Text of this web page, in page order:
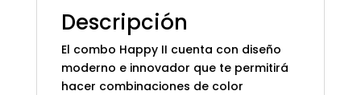
Descripción
El combo Happy II cuenta con diseño
moderno e innovador que te permitirá
hacer combinaciones de color